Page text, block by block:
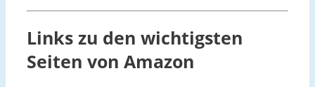
Links zu den wichtigsten
Seiten von Amazon